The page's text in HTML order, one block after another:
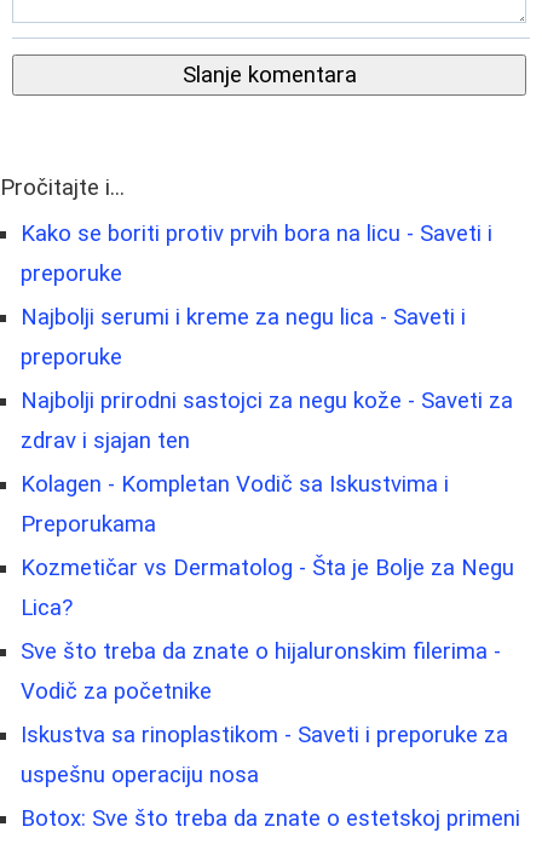
Slanje komentara
Pročitajte i...
Kako se boriti protiv prvih bora na licu - Saveti i
preporuke
Najbolji serumi i kreme za negu lica - Saveti i
preporuke
Najbolji prirodni sastojci za negu kože - Saveti za
zdrav i sjajan ten
Kolagen - Kompletan Vodič sa Iskustvima i
Preporukama
Kozmetičar vs Dermatolog - Šta je Bolje za Negu
Lica?
Sve što treba da znate o hijaluronskim filerima -
Vodič za početnike
Iskustva sa rinoplastikom - Saveti i preporuke za
uspešnu operaciju nosa
Botox: Sve što treba da znate o estetskoj primeni